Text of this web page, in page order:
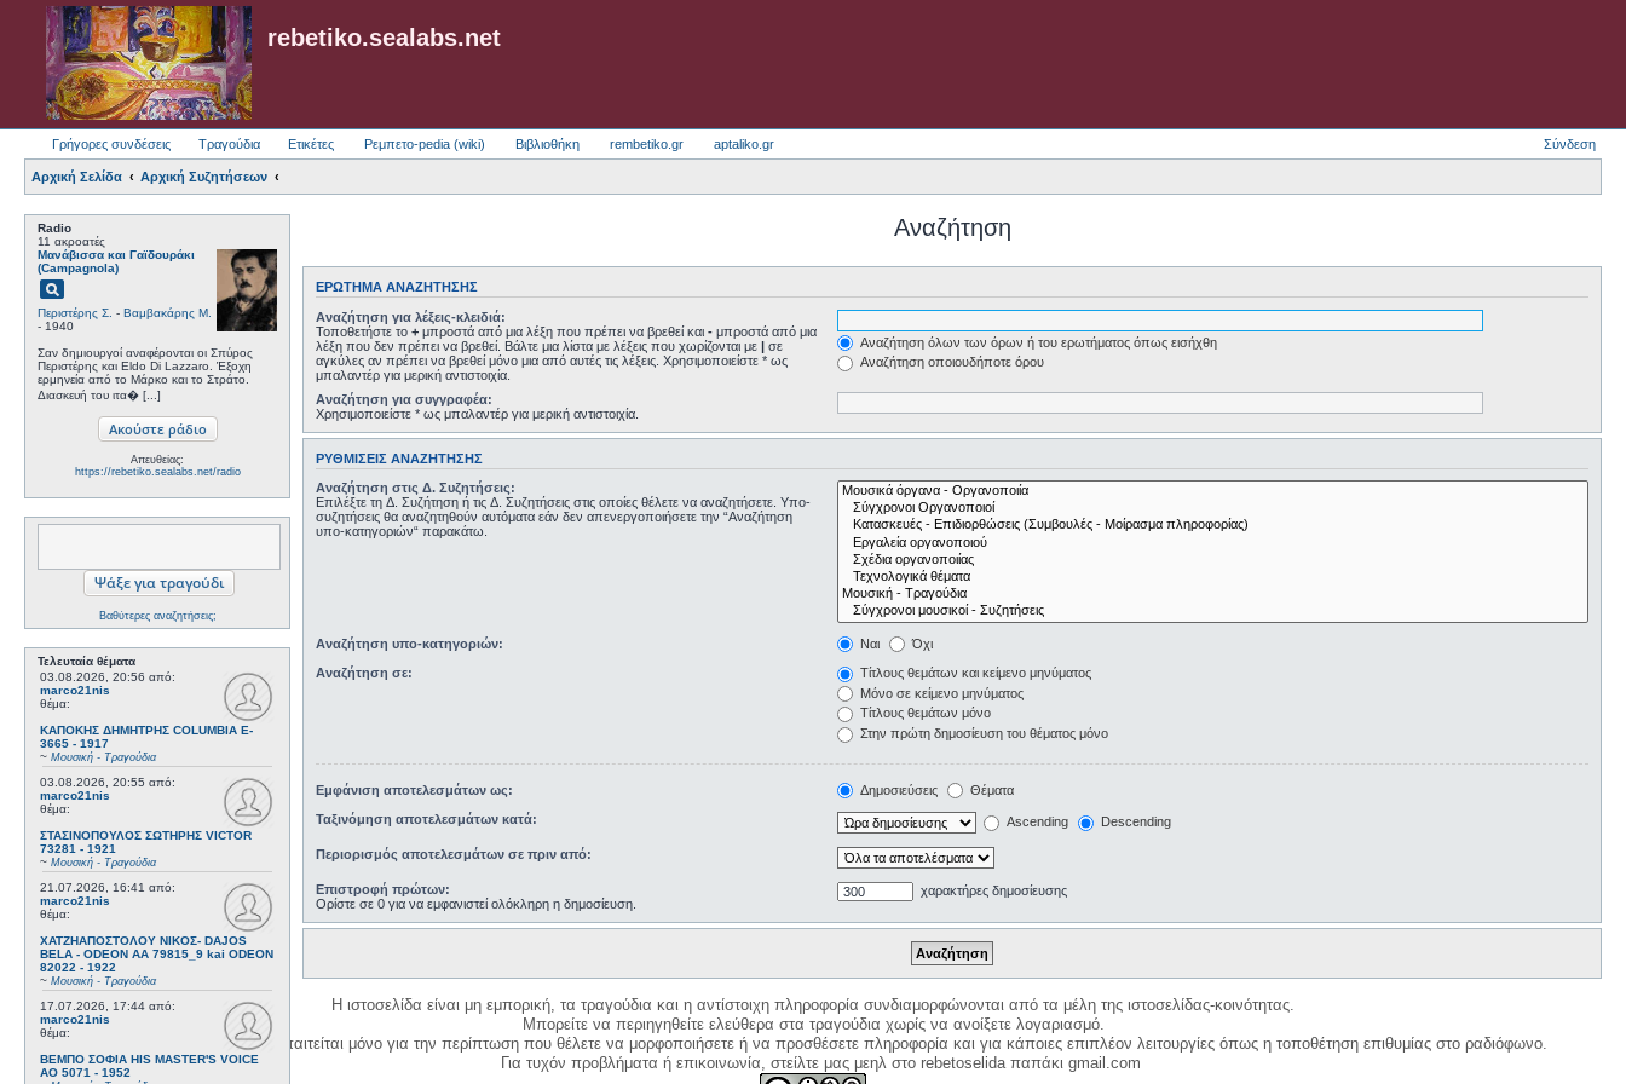
rebetiko.sealabs.net
Γρήγορες συνδέσεις Τραγούδια Ετικέτες Ρεμπετο-pedia (wiki) Βιβλιοθήκη rembetiko.gr aptaliko.gr Σύνδεση
Αρχική Σελίδα Αρχική Συζητήσεων
Radio
11 ακροατές
Μανάβισσα και Γαϊδουράκι
(Campagnola)
pageview
Περιστέρης Σ. - Βαμβακάρης Μ.
- 1940
Σαν δημιουργοί αναφέρονται οι Σπύρος
Περιστέρης και Eldo Di Lazzaro. Έξοχη
ερμηνεία από το Μάρκο και το Στράτο.
Διασκευή του ιτα� [...]
Απευθείας:
https://rebetiko.sealabs.net/radio
Βαθύτερες αναζητήσεις;
Τελευταία θέματα
03.08.2026, 20:56 από:
marco21nis
θέμα:
ΚΑΠΟΚΗΣ ΔΗΜΗΤΡΗΣ COLUMBIA E-
3665 - 1917
~ Μουσική - Τραγούδια
03.08.2026, 20:55 από:
marco21nis
θέμα:
ΣΤΑΣΙΝΟΠΟΥΛΟΣ ΣΩΤΗΡΗΣ VICTOR
73281 - 1921
~ Μουσική - Τραγούδια
21.07.2026, 16:41 από:
marco21nis
θέμα:
ΧΑΤΖΗΑΠΟΣΤΟΛΟΥ ΝΙΚΟΣ- DAJOS
BELA - ODEON AA 79815_9 kai ODEON
82022 - 1922
~ Μουσική - Τραγούδια
17.07.2026, 17:44 από:
marco21nis
θέμα:
ΒΕΜΠΟ ΣΟΦΙΑ HIS MASTER'S VOICE
AO 5071 - 1952
Αναζήτηση
ΕΡΏΤΗΜΑ ΑΝΑΖΉΤΗΣΗΣ
Αναζήτηση για λέξεις-κλειδιά:
Τοποθετήστε το + μπροστά από μια λέξη που πρέπει να βρεθεί και - μπροστά από μια
λέξη που δεν πρέπει να βρεθεί. Βάλτε μια λίστα με λέξεις που χωρίζονται με | σε
αγκύλες αν πρέπει να βρεθεί μόνο μια από αυτές τις λέξεις. Χρησιμοποιείστε * ως
μπαλαντέρ για μερική αντιστοιχία.
Αναζήτηση όλων των όρων ή του ερωτήματος όπως εισήχθη
Αναζήτηση οποιουδήποτε όρου
Αναζήτηση για συγγραφέα:
Χρησιμοποιείστε * ως μπαλαντέρ για μερική αντιστοιχία.
ΡΥΘΜΊΣΕΙΣ ΑΝΑΖΉΤΗΣΗΣ
Αναζήτηση στις Δ. Συζητήσεις:
Επιλέξτε τη Δ. Συζήτηση ή τις Δ. Συζητήσεις στις οποίες θέλετε να αναζητήσετε. Υπο-
συζητήσεις θα αναζητηθούν αυτόματα εάν δεν απενεργοποιήσετε την “Αναζήτηση
υπο-κατηγοριών“ παρακάτω.
Αναζήτηση υπο-κατηγοριών: Ναι Όχι
Αναζήτηση σε:
Τίτλους θεμάτων και κείμενο μηνύματος
Μόνο σε κείμενο μηνύματος
Τίτλους θεμάτων μόνο
Στην πρώτη δημοσίευση του θέματος μόνο
Εμφάνιση αποτελεσμάτων ως: Δημοσιεύσεις Θέματα
Ταξινόμηση αποτελεσμάτων κατά: Ascending Descending
Περιορισμός αποτελεσμάτων σε πριν από:
Επιστροφή πρώτων:
Ορίστε σε 0 για να εμφανιστεί ολόκληρη η δημοσίευση.
χαρακτήρες δημοσίευσης
Η ιστοσελίδα είναι μη εμπορική, τα τραγούδια και η αντίστοιχη πληροφορία συνδιαμορφώνονται από τα μέλη της ιστοσελίδας-κοινότητας.
Μπορείτε να περιηγηθείτε ελεύθερα στα τραγούδια χωρίς να ανοίξετε λογαριασμό.
Η δημιουργία λογαριασμού απαιτείται μόνο για την περίπτωση που θέλετε να μορφοποιήσετε ή να προσθέσετε πληροφορία και για κάποιες επιπλέον λειτουργίες όπως η τοποθέτηση επιθυμίας στο ραδιόφωνο.
Για τυχόν προβλήματα ή επικοινωνία, στείλτε μας μεηλ στο rebetoselida παπάκι gmail.com